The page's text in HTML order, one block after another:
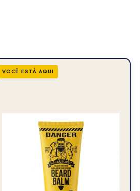
VOCÊ ESTÁ AQUI